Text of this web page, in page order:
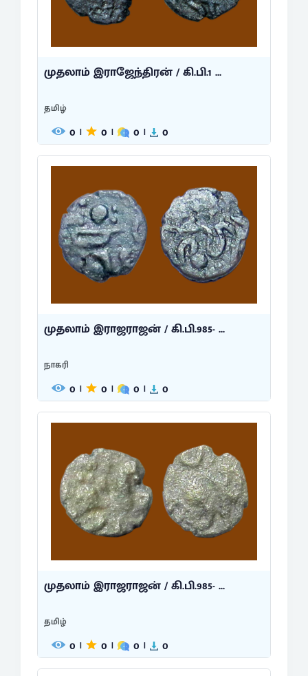
முதலாம் இராஜேந்திரன் / கி.பி.1 ...
தமிழ்
0 | 0 | 0 | 0
முதலாம் இராஜராஜன் / கி.பி.985- ...
நாகரி
0 | 0 | 0 | 0
முதலாம் இராஜராஜன் / கி.பி.985- ...
தமிழ்
0 | 0 | 0 | 0